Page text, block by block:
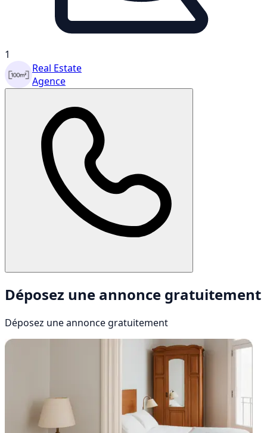
1
Real Estate
Agence
Déposez une annonce gratuitement
Déposez une annonce gratuitement